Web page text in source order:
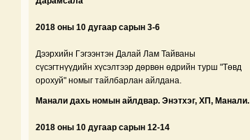
2018 оны 10 дугаар сарын 3-6
Дээрхийн Гэгээнтэн Далай Лам Тайваны
сүсэгтнүүдийн хүсэлтээр дөрвөн өдрийн турш "Төвд
орохуй" номыг тайлбарлан айлдана.
Манали дахь номын айлдвар. Энэтхэг, ХП, Манали.
2018 оны 10 дугаар сарын 12-14